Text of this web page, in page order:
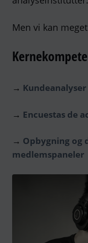
Men vi kan
→
→ Encuestas de
→ Opbygning og
medlemspaneler